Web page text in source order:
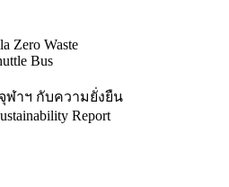
Zero Waste
Bus
จุฬาฯ กับความยั่งยืน
Report